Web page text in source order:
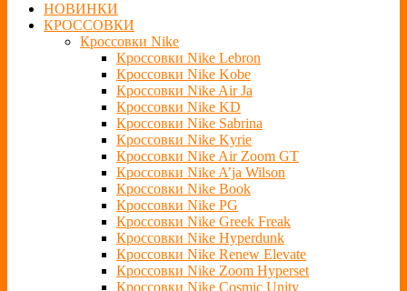
НОВИНКИ
КРОССОВКИ
Кроссовки Nike
Кроссовки Nike Lebron
Кроссовки Nike Kobe
Кроссовки Nike Air Ja
Кроссовки Nike KD
Кроссовки Nike Sabrina
Кроссовки Nike Kyrie
Кроссовки Nike Air Zoom GT
Кроссовки Nike A’ja Wilson
Кроссовки Nike Book
Кроссовки Nike PG
Кроссовки Nike Greek Freak
Кроссовки Nike Hyperdunk
Кроссовки Nike Renew Elevate
Кроссовки Nike Zoom Hyperset
Кроссовки Nike Cosmic Unity